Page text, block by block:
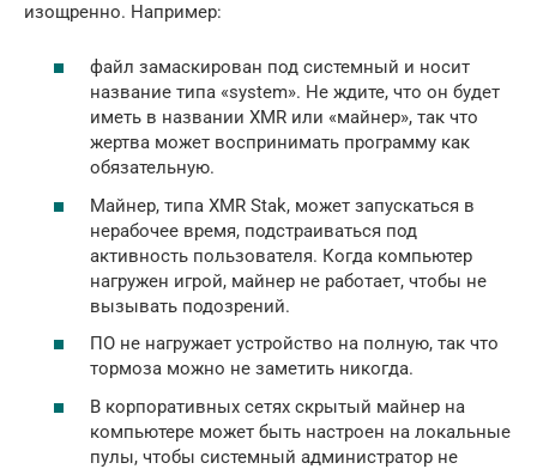
изощренно. Например:
файл замаскирован под системный и носит
название типа «system». Не ждите, что он будет
иметь в названии XMR или «майнер», так что
жертва может воспринимать программу как
обязательную.
Майнер, типа XMR Stak, может запускаться в
нерабочее время, подстраиваться под
активность пользователя. Когда компьютер
нагружен игрой, майнер не работает, чтобы не
вызывать подозрений.
ПО не нагружает устройство на полную, так что
тормоза можно не заметить никогда.
В корпоративных сетях скрытый майнер на
компьютере может быть настроен на локальные
пулы, чтобы системный администратор не